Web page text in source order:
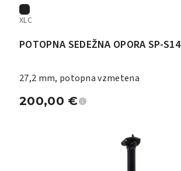
XLC
POTOPNA SEDEŽNA OPORA SP-S14
27,2 mm, potopna vzmetena
200,00 €